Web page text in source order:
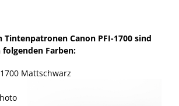
Canon PFI-1700 sind
Farben:
Mattschwarz